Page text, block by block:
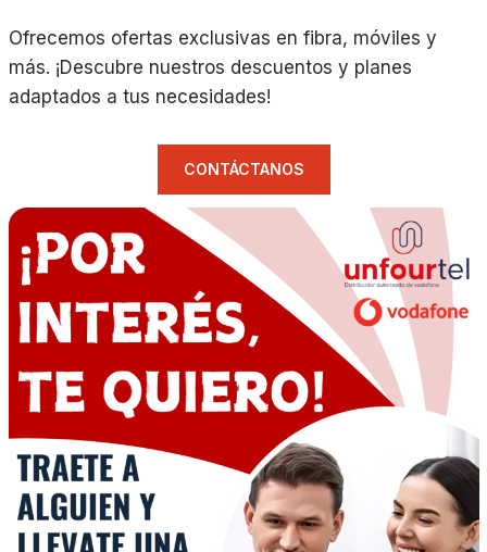
Ofrecemos ofertas exclusivas en fibra, móviles y
más. ¡Descubre nuestros descuentos y planes
adaptados a tus necesidades!
CONTÁCTANOS